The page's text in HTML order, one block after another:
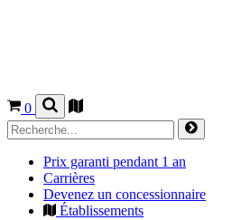
0
Prix garanti pendant 1 an
Carrières
Devenez un concessionnaire
Établissements